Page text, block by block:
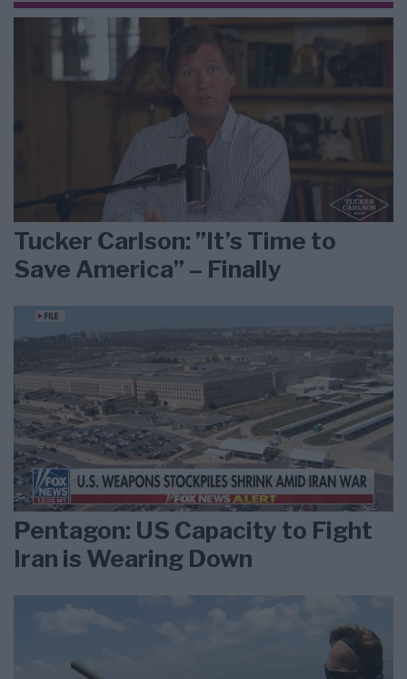
Tucker Carlson: ”It’s Time to
Save America” – Finally
Pentagon: US Capacity to Fight
Iran is Wearing Down